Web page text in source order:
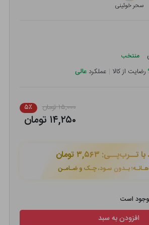
سحر خوئینی
منتخب
رضایت از کالا | عملکرد عالی
۱۵,۰۰۰ تومان ۵٪
۱۴,۲۵۰ تومان
تــرب‌پــی: ۳,۵۶۳ تومان
افزودن به سبد